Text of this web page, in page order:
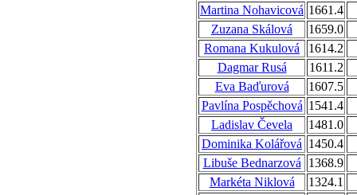
Martina Nohavicová 1661.4
Zuzana Skálová
1659.0
Romana Kukulová
1614.2
Dagmar Rusá
1611.2
Eva Baďurová
1607.5
Pavlína Pospěchová 1541.4
Ladislav Čevela
1481.0
Dominika Kolářová 1450.4
Libuše Bednarzová
1368.9
Markéta Niklová
1324.1